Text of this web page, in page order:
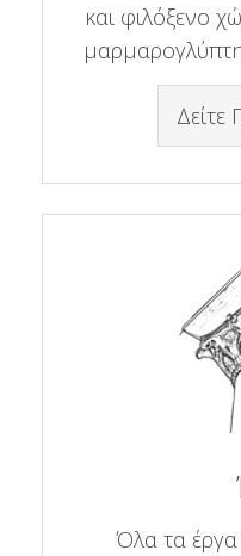
και φιλόξενο
Δείτε
Όλα τα έργα